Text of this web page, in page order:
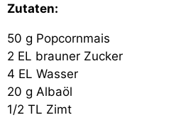
Zutaten:
50 g Popcornmais
2 EL brauner Zucker
4 EL Wasser
20 g Albaöl
1/2 TL Zimt